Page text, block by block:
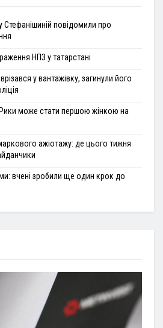
повідомили про
НПЗ у татарстані
у вантажівку, загинули його
може стати першою жінкою на
ажіотажу: де цього тижня
вчені зробили ще один крок до